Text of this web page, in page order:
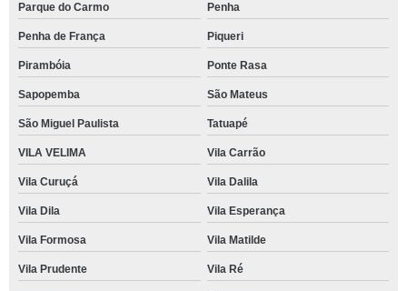
Parque do Carmo Penha
Penha de França Piqueri
Pirambóia Ponte Rasa
Sapopemba São Mateus
São Miguel Paulista Tatuapé
VILA VELIMA Vila Carrão
Vila Curuçá Vila Dalila
Vila Dila Vila Esperança
Vila Formosa Vila Matilde
Vila Prudente Vila Ré